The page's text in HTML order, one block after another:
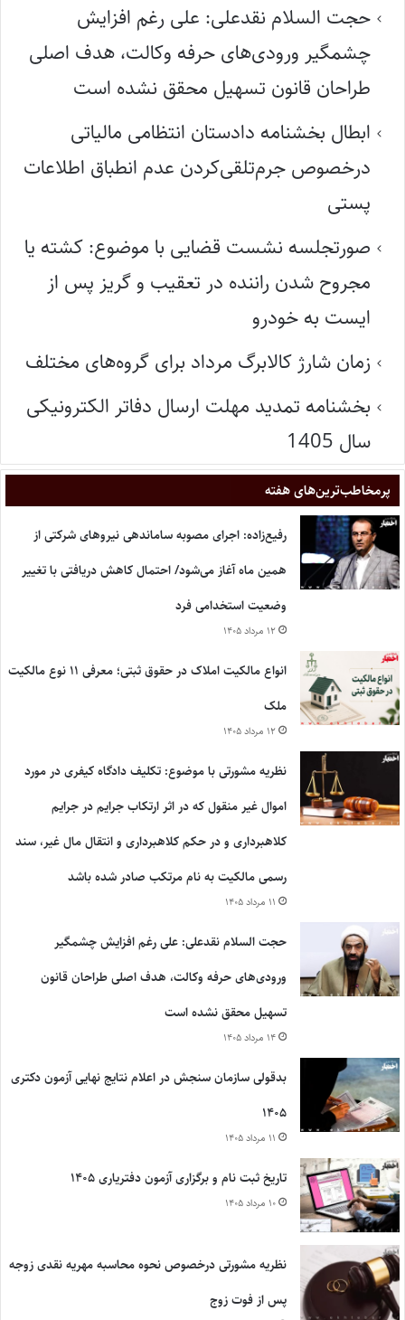
حجت السلام نقدعلی: علی رغم افزایش
چشمگیر ورودی‌های حرفه وکالت، هدف اصلی
طراحان قانون تسهیل محقق نشده است
ابطال بخشنامه دادستان انتظامی مالیاتی
درخصوص جرم‌تلقی‌کردن عدم انطباق اطلاعات
پستی
صورتجلسه نشست قضایی با موضوع: کشته یا
مجروح شدن راننده در تعقیب و گریز پس از
ایست به خودرو
زمان شارژ کالابرگ مرداد برای گروه‌های مختلف
بخشنامه تمدید مهلت ارسال دفاتر الکترونیکی
سال 1405
پر‌مخاطب‌ترین‌های هفته
رفیع‌زاده: اجرای مصوبه ساماندهی نیروهای شرکتی از
همین ماه آغاز می‌شود/ احتمال کاهش دریافتی با تغییر
وضعیت استخدامی فرد
۱۲ مرداد ۱۴۰۵
انواع مالکیت املاک در حقوق ثبتی؛ معرفی ۱۱ نوع مالکیت
ملک
۱۲ مرداد ۱۴۰۵
نظریه مشورتی با موضوع: تکلیف دادگاه کیفری در مورد
اموال غیر منقول که در اثر ارتکاب جرایم در جرایم
کلاهبرداری و در حکم کلاهبرداری و انتقال مال غیر، سند
رسمی مالکیت به نام مرتکب صادر شده باشد
۱۱ مرداد ۱۴۰۵
حجت السلام نقدعلی: علی رغم افزایش چشمگیر
ورودی‌های حرفه وکالت، هدف اصلی طراحان قانون
تسهیل محقق نشده است
۱۴ مرداد ۱۴۰۵
بدقولی سازمان سنجش در اعلام نتایج نهایی آزمون دکتری
۱۴۰۵
۱۱ مرداد ۱۴۰۵
تاریخ ثبت نام و برگزاری آزمون دفتریاری ۱۴۰۵
۱۰ مرداد ۱۴۰۵
نظریه مشورتی درخصوص نحوه محاسبه مهریه نقدی زوجه
پس از فوت زوج